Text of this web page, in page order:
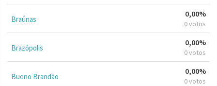
Braúnas
0,00%
0 votos
Brazópolis
0,00%
0 votos
Bueno Brandão
0,00%
0 votos